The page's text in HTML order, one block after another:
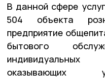
В данной сфере
504 объекта
предприятие
бытового
индивидуальных
оказывающих